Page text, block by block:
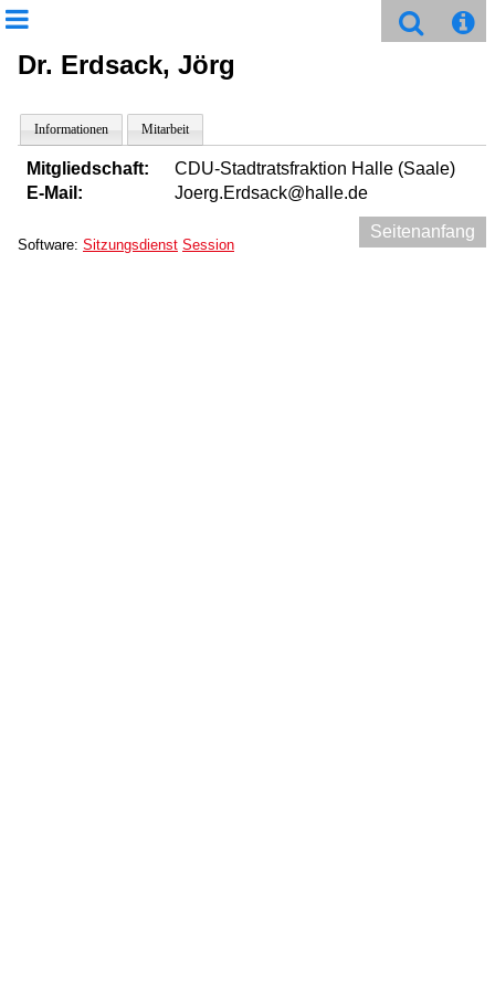
Dr. Erdsack, Jörg
Informationen Mitarbeit
Mitgliedschaft:
CDU-Stadtratsfraktion Halle (Saale)
E-Mail:
Joerg.Erdsack@halle.de
Seitenanfang
Software: Sitzungsdienst Session